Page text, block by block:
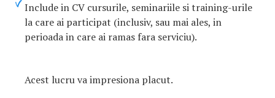
Include in CV cursurile, seminariile si training-urile
la care ai participat (inclusiv, sau mai ales, in
perioada in care ai ramas fara serviciu).
Acest lucru va impresiona placut.